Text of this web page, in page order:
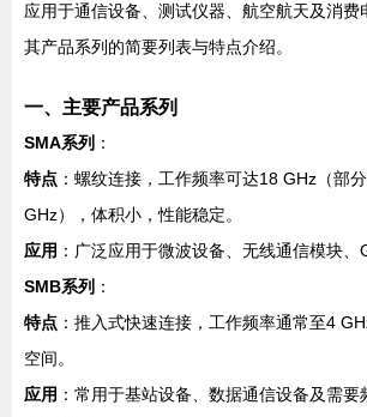
应用于通信设备、测试仪器、航空航天及消费
其产品系列的简要列表与特点介绍。
一、主要产品系列
SMA系列 ：
特点 ：螺纹连接，工作频率可达18 GHz（部
GHz），体积小，性能稳定。
应用 ：广泛应用于微波设备、无线通信模块、
SMB系列 ：
特点 ：推入式快速连接，工作频率通常至4
空间。
应用 ：常用于基站设备、数据通信设备及需要